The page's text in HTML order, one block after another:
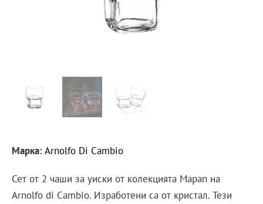
Марка:Arnolfo Di Cambio
Сет от 2 чаши за уиски от колекцията Mapan на
Arnolfo di Cambio. Изработени са от кристал. Тези